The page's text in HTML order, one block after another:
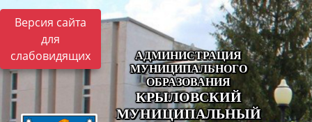
Версия сайта
для
слабовидящих
АДМИНИСТРАЦИЯ
МУНИЦИПАЛЬНОГО
ОБРАЗОВАНИЯ
КРЫЛОВСКИЙ
МУНИЦИПАЛЬНЫЙ